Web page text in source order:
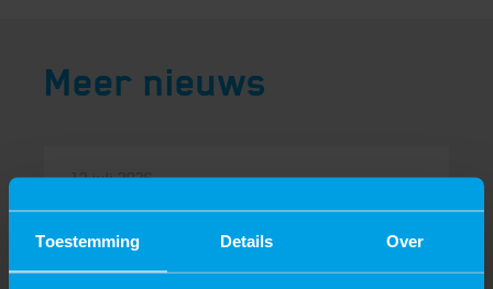
Toestemming Details Over
Meer nieuws
13 juli 2026
VIRO ontwikkelt, produceert en
certificeert speciale machines
voor specifieke procesvereisten